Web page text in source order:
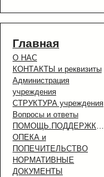
Главная
О НАС
КОНТАКТЫ и реквизиты
Администрация
учреждения
СТРУКТУРА учреждения
Вопросы и ответы
ПОМОЩЬ.ПОДДЕРЖКА.УСЛУГИ.
ОПЕКА и
ПОПЕЧИТЕЛЬСТВО
НОРМАТИВНЫЕ
ДОКУМЕНТЫ